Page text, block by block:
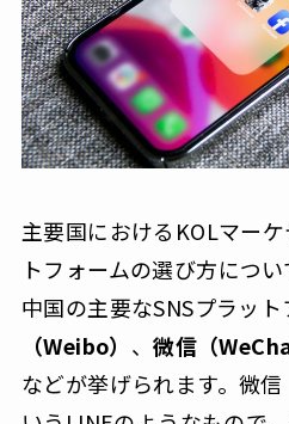
主要国におけるKOLマー
トフォームの選び方につい
中国の主要なSNSプラッ
（Weibo） 、微信（
などが挙げられます。微